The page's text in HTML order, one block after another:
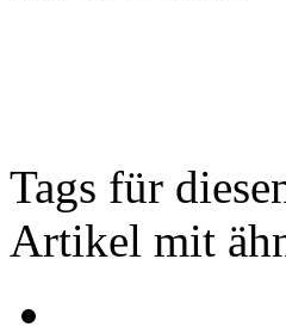
Tags für
Artikel mit